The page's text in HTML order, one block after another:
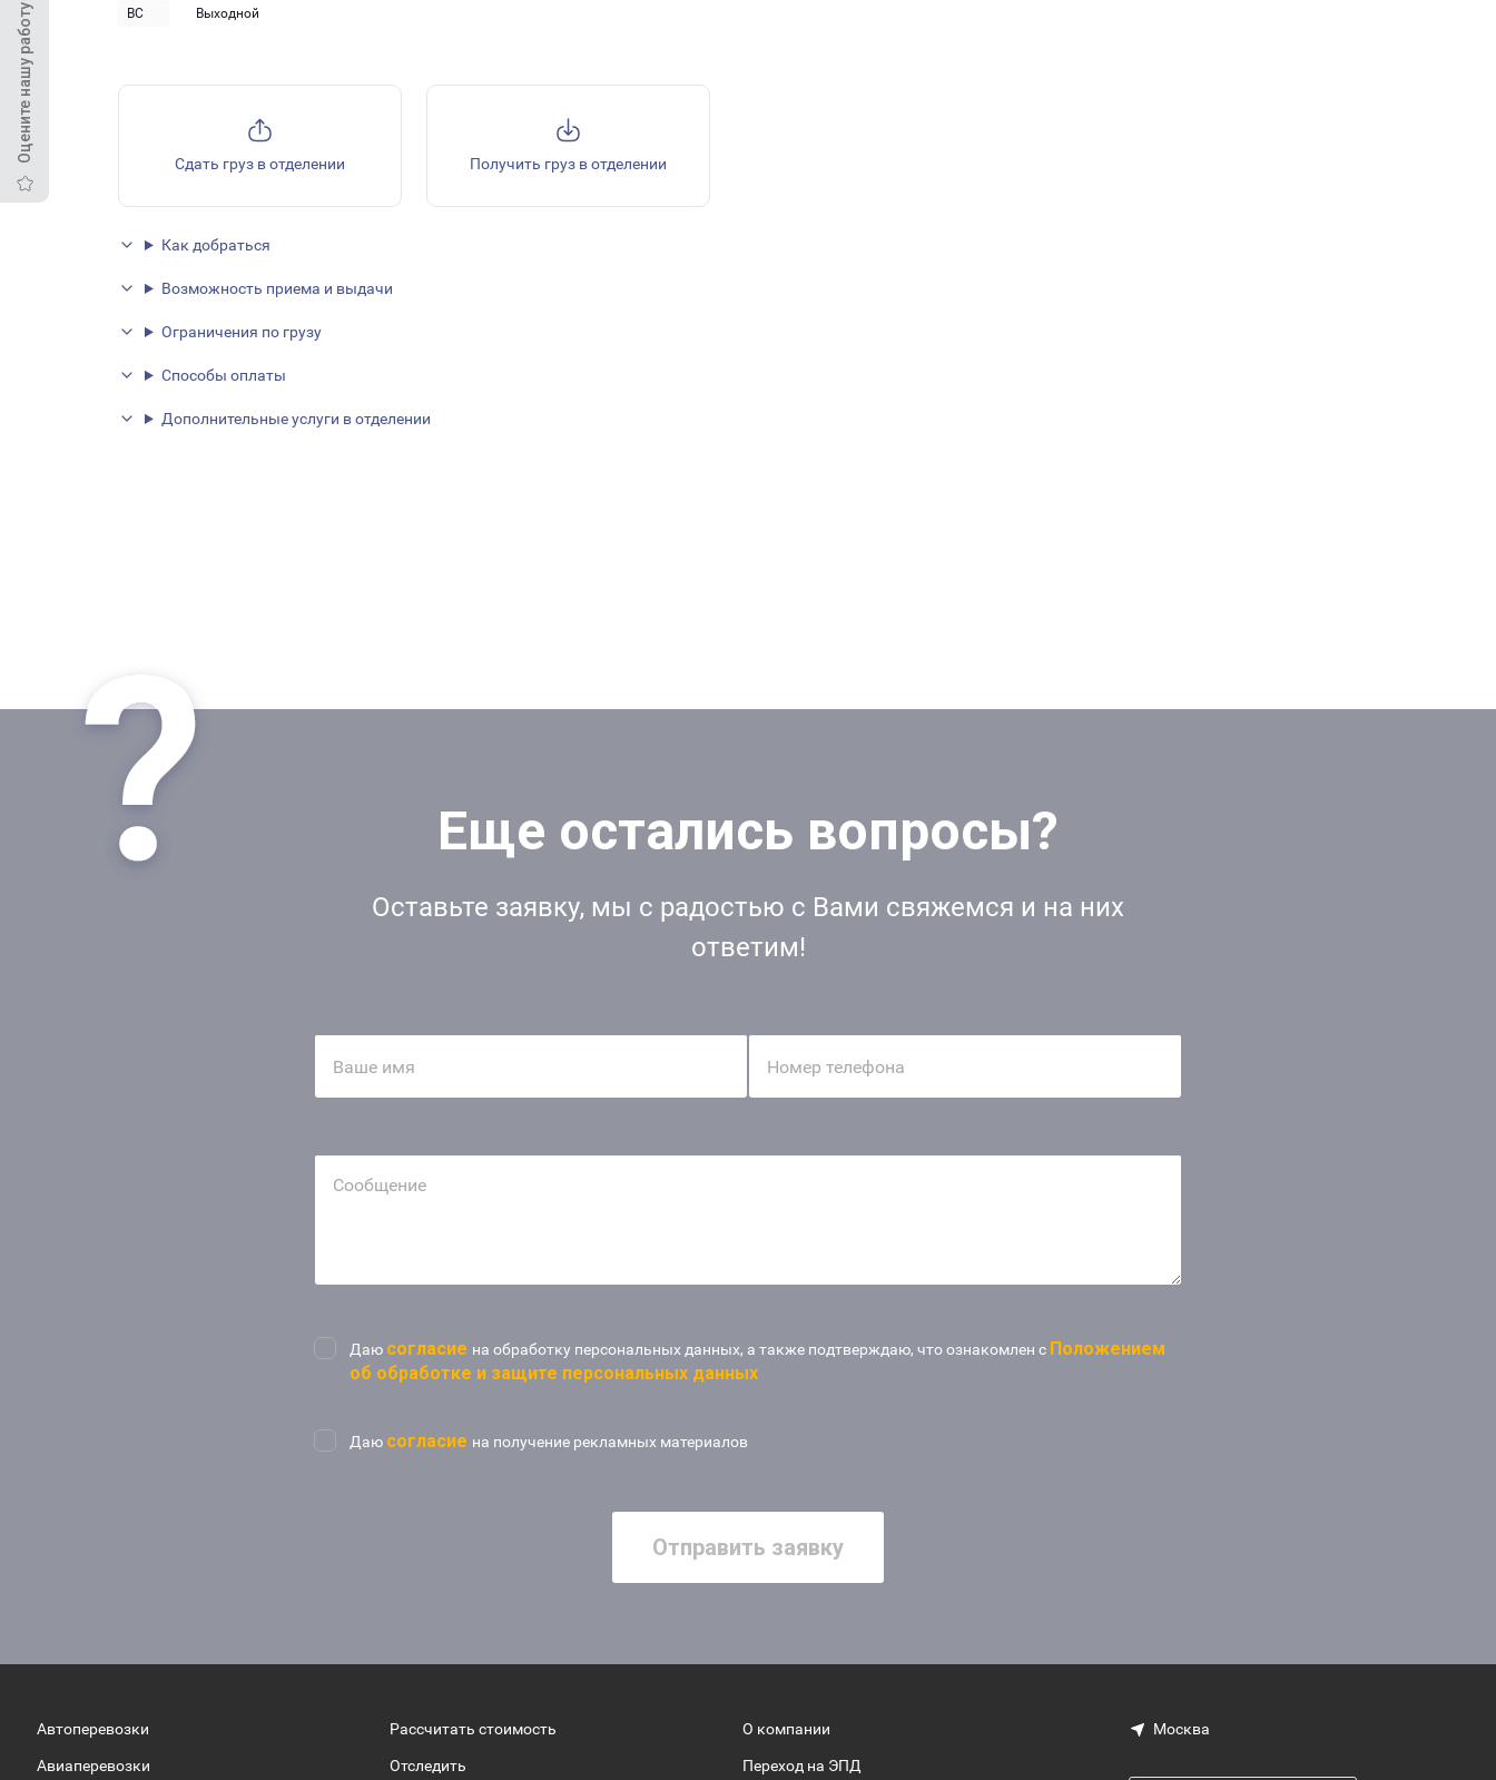
Оцените нашу работу
ВС
Выходной
Сдать груз в отделении Получить груз в отделении
Как добраться
Возможность приема и выдачи
Ограничения по грузу
Способы оплаты
Дополнительные услуги в отделении
Еще остались вопросы?
Оставьте заявку, мы с радостью с Вами свяжемся и на них
ответим!
Ваше имя Номер телефона
Сообщение
Даю согласие на обработку персональных данных, а также подтверждаю, что ознакомлен с Положением
об обработке и защите персональных данных
Даю согласие на получение рекламных материалов
Отправить заявку
Автоперевозки
Авиаперевозки
Рассчитать стоимость
Отследить
О компании
Переход на ЭПД
Москва